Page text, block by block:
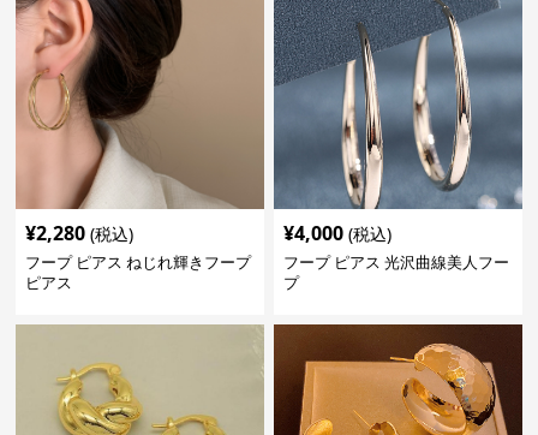
¥2,280 (税込)
フープ ピアス ねじれ輝きフープ
ピアス
¥4,000 (税込)
フープ ピアス 光沢曲線美人フー
プ